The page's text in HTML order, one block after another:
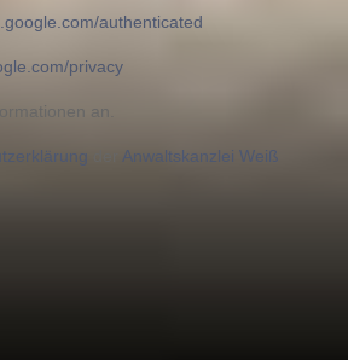
authenticated
privacy
an.
Anwaltskanzlei Weiß